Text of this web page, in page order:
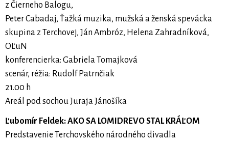
z Čierneho Balogu,
Peter Cabadaj, Ťažká muzika, mužská a ženská spevácka
skupina z Terchovej, Ján Ambróz, Helena Zahradníková,
OĽuN
konferencierka: Gabriela Tomajková
scenár, réžia: Rudolf Patrnčiak
21.00 h
Areál pod sochou Juraja Jánošíka
Ľubomír Feldek: AKO SA LOMIDREVO STAL KRÁĽOM
Predstavenie Terchovského národného divadla